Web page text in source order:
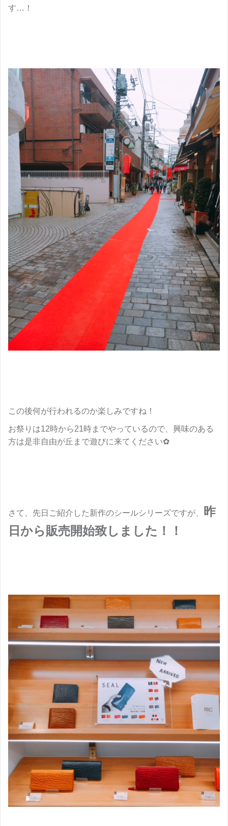
す…！
この後何が行われるのか楽しみですね！
お祭りは12時から21時までやっているので、興味のある
方は是非自由が丘まで遊びに来てください✿
さて、先日ご紹介した新作のシールシリーズですが、
昨
日から販売開始致しました！！